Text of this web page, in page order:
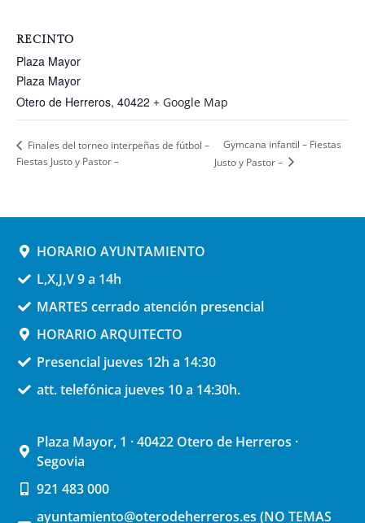
RECINTO
Plaza Mayor
Plaza Mayor
Otero de Herreros, 40422 + Google Map
Finales del torneo interpeñas de fútbol –
Fiestas Justo y Pastor –
Gymcana infantil – Fiestas
Justo y Pastor –
HORARIO AYUNTAMIENTO
L,X,J,V 9 a 14h
MARTES cerrado atención presencial
HORARIO ARQUITECTO
Presencial jueves 12h a 14:30
att. telefónica jueves 10 a 14:30h.
Plaza Mayor, 1 · 40422 Otero de Herreros ·
Segovia
921 483 000
ayuntamiento@oterodeherreros.es (NO TEMAS